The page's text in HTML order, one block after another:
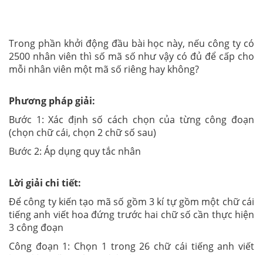
Trong phần khởi động đầu bài học này, nếu công ty có
2500 nhân viên thì số mã số như vậy có đủ để cấp cho
mỗi nhân viên một mã số riêng hay không?
Phương pháp giải:
Bước 1: Xác định số cách chọn của từng công đoạn
(chọn chữ cái, chọn 2 chữ số sau)
Bước 2: Áp dụng quy tắc nhân
Lời giải chi tiết:
Để công ty kiến tạo mã số gồm 3 kí tự gồm một chữ cái
tiếng anh viết hoa đứng trước hai chữ số cần thực hiện
3 công đoạn
Công đoạn 1: Chọn 1 trong 26 chữ cái tiếng anh viết